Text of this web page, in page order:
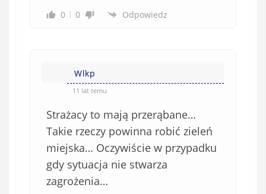
0 0 Odpowiedz
Wlkp
11 lat temu
Strażacy to mają przerąbane…
Takie rzeczy powinna robić zieleń
miejska… Oczywiście w przypadku
gdy sytuacja nie stwarza
zagrożenia…